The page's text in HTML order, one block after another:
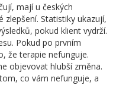
mají u českých
zlepšení. Statistiky ukazují,
pokud klient vydrží.
Pokud po prvním
že terapie nefunguje.
objevovat hlubší změna.
co vám nefunguje, a